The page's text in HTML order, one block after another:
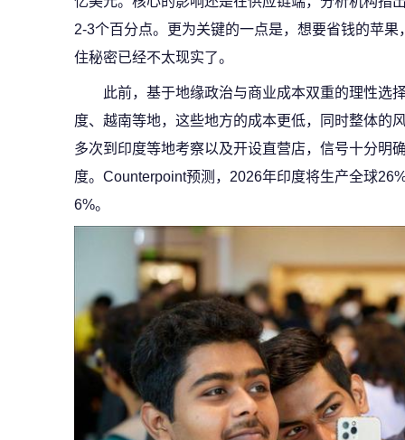
2-3个百分点。更为关键的一点是，想要省钱的苹果
住秘密已经不太现实了。
此前，基于地缘政治与商业成本双重的理性选
度、越南等地，这些地方的成本更低，同时整体的
多次到印度等地考察以及开设直营店，信号十分明
度。Counterpoint预测，2026年印度将生产全球
6%。